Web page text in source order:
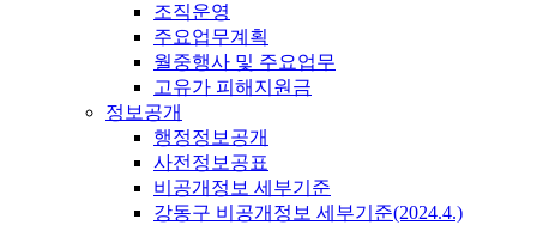
조직운영
주요업무계획
월중행사 및 주요업무
고유가 피해지원금
정보공개
행정정보공개
사전정보공표
비공개정보 세부기준
강동구 비공개정보 세부기준(2024.4.)